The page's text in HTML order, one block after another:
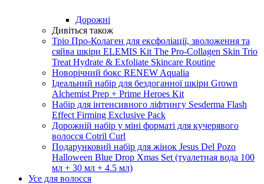
Дорожні
Дивіться також
Тріо Про-Колаген для ексфоліації, зволоження та
сяйва шкіри ELEMIS Kit The Pro-Collagen Skin Trio
Treat Hydrate & Exfoliate Skincare Routine
Новорічний бокс RENEW Aqualia
Ідеальний набір для бездоганної шкіри Grown
Alchemist Prep + Prime Heroes Kit
Набір для інтенсивного ліфтингу Sesderma Flash
Effect Firming Exclusive Pack
Дорожній набір у міні форматі для кучерявого
волосся Cotril Curl
Подарунковий набір для жінок Jesus Del Pozo
Halloween Blue Drop Xmas Set (туалетная вода 100
мл + 30 мл + 4.5 мл)
Усе для волосся